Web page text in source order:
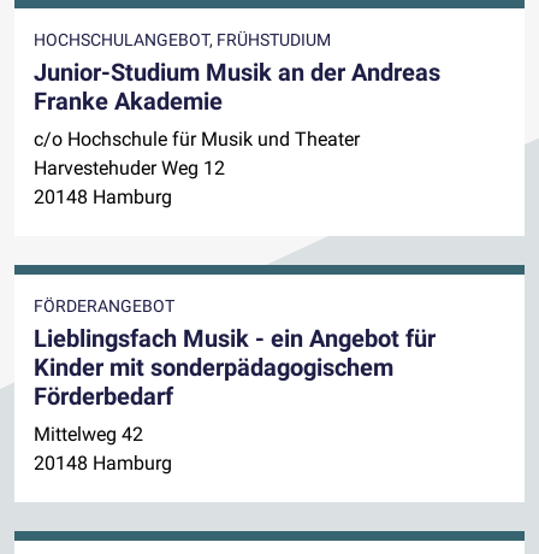
HOCHSCHULANGEBOT, FRÜHSTUDIUM
Junior-Studium Musik an der Andreas
Franke Akademie
c/o Hochschule für Musik und Theater
Harvestehuder Weg 12
20148 Hamburg
FÖRDERANGEBOT
Lieblingsfach Musik - ein Angebot für
Kinder mit sonderpädagogischem
Förderbedarf
Mittelweg 42
20148 Hamburg